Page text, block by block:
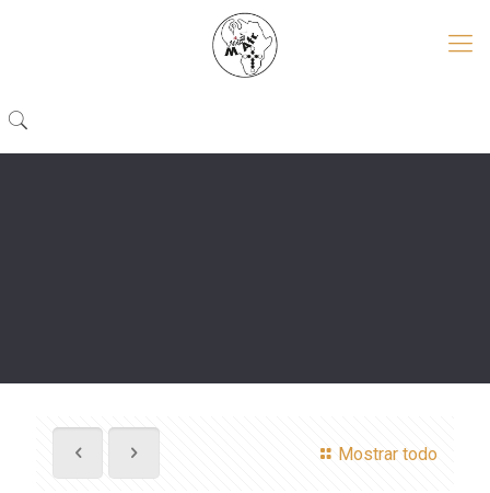
Mostrar todo